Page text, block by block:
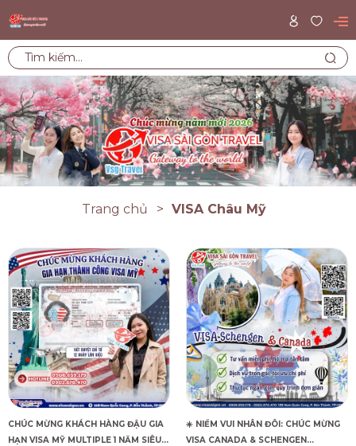
Trang chủ VISA Châu Mỹ
CHÚC MỪNG KHÁCH HÀNG ĐẬU GIA
HẠN VISA MỸ MULTIPLE 1 NĂM SIÊU
☀️ NIỀM VUI NHÂN ĐÔI: CHÚC MỪNG
VISA CANADA & SCHENGEN